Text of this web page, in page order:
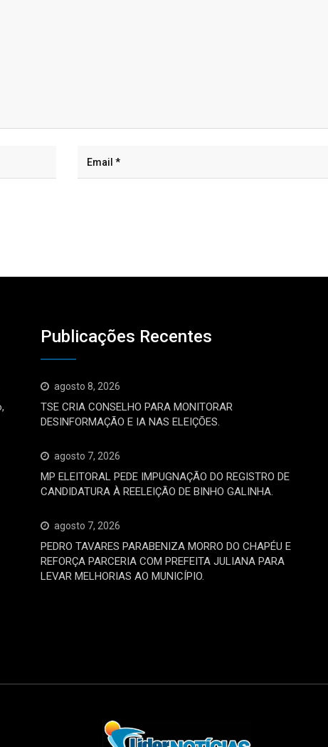
Publicações Recentes
agosto 8, 2026
TSE CRIA CONSELHO PARA MONITORAR
DESINFORMAÇÃO E IA NAS ELEIÇÕES.
agosto 7, 2026
MP ELEITORAL PEDE IMPUGNAÇÃO DO REGISTRO DE
CANDIDATURA À REELEIÇÃO DE BINHO GALINHA.
agosto 7, 2026
PEDRO TAVARES PARABENIZA MORRO DO CHAPÉU E
REFORÇA PARCERIA COM PREFEITA JULIANA PARA
LEVAR MELHORIAS AO MUNICÍPIO.